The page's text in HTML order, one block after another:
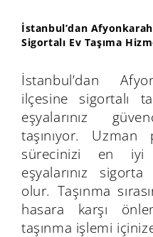
İstanbul’dan
Sigortalı Ev Taşıma
İstanbul’dan
ilçesine sigortalı
eşyalarınız
taşınıyor. Uzman
sürecinizi en
eşyalarınız
olur. Taşınma
hasara karşı
taşınma işlemi